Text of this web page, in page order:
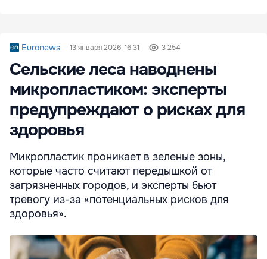
Euronews 13 января 2026, 16:31 3 254
Сельские леса наводнены
микропластиком: эксперты
предупреждают о рисках для
здоровья
Микропластик проникает в зеленые зоны,
которые часто считают передышкой от
загрязненных городов, и эксперты бьют
тревогу из-за «потенциальных рисков для
здоровья».